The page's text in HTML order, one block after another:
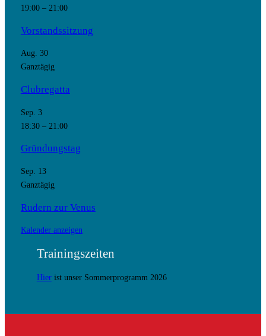
19:00– 21:00
Vorstandssitzung
Aug. 30
Ganztägig
Clubregatta
Sep. 3
18:30– 21:00
Gründungstag
Sep. 13
Ganztägig
Rudern zur Venus
Kalender anzeigen
Trainingszeiten
Hierist unser Sommerprogramm 2026